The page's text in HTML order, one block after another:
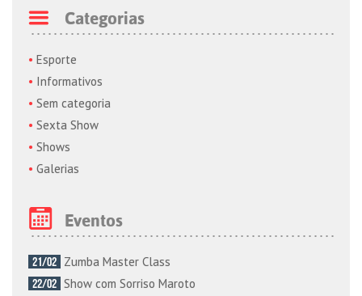
Categorias
Esporte
Informativos
Sem categoria
Sexta Show
Shows
Galerias
Eventos
21/02 Zumba Master Class
22/02 Show com Sorriso Maroto